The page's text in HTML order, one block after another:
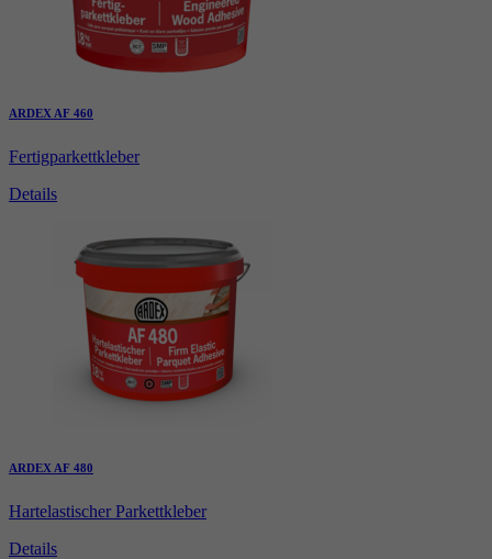
ARDEX AF 460
Fertigparkettkleber
Details
ARDEX AF 480
Hartelastischer Parkettkleber
Details